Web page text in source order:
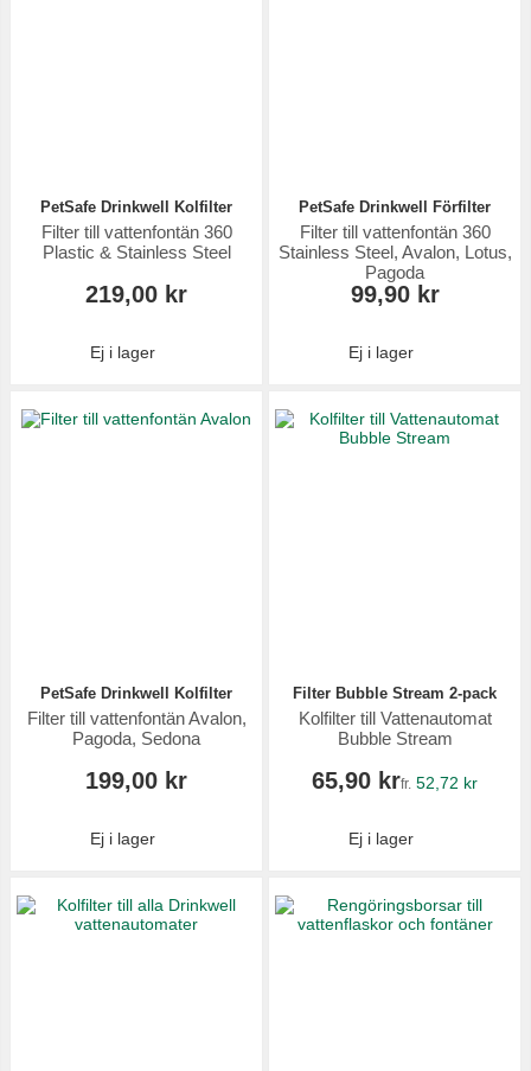
PetSafe Drinkwell Kolfilter
Filter till vattenfontän 360
Plastic & Stainless Steel
219,00 kr
Ej i lager
PetSafe Drinkwell Förfilter
Filter till vattenfontän 360
Stainless Steel, Avalon, Lotus,
Pagoda
99,90 kr
Ej i lager
PetSafe Drinkwell Kolfilter
Filter till vattenfontän Avalon,
Pagoda, Sedona
199,00 kr
Ej i lager
Filter Bubble Stream 2-pack
Kolfilter till Vattenautomat
Bubble Stream
65,90 krfr. 52,72 kr
Ej i lager